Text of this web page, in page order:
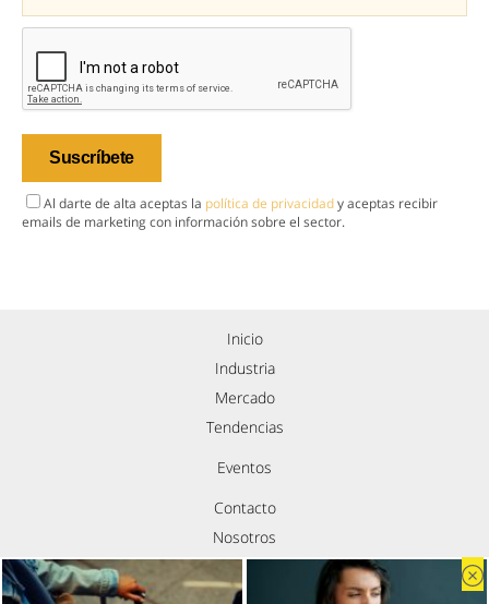
Al darte de alta aceptas la política de privacidady aceptas recibir
emails de marketing con información sobre el sector.
Inicio
Industria
Mercado
Tendencias
Eventos
Contacto
Nosotros
Política de privacidad
Aviso legal